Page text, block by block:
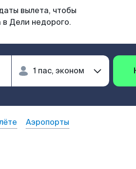
вылета, чтобы
в Дели недорого.
Аэропорты